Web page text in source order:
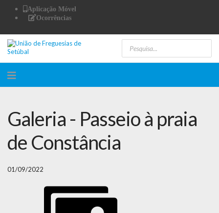
Aplicação Móvel
Ocorrências
Galeria - Passeio à praia
de Constância
01/09/2022